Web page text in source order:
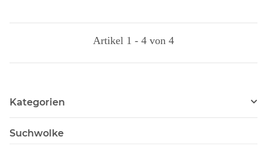
Artikel 1 - 4 von 4
Kategorien
Suchwolke